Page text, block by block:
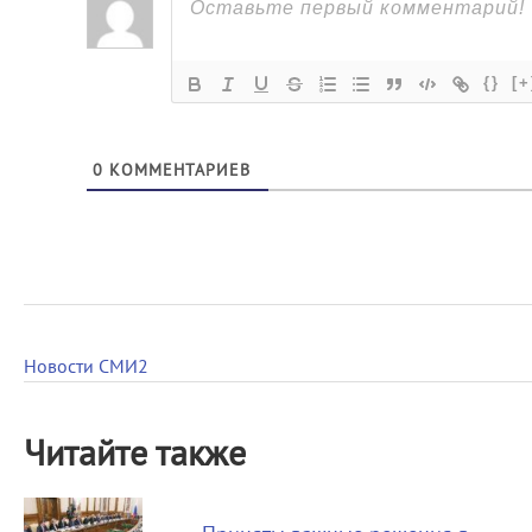
{}
0 КОММЕНТАРИЕВ
Новости СМИ2
Читайте также